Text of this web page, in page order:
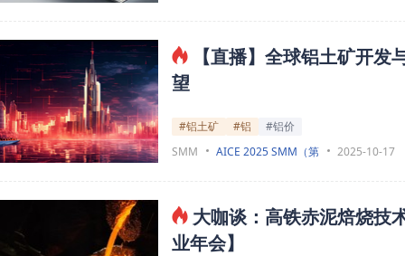
【直播】全球铝土矿开
望
#铝土矿 #铝
#铝价
SMM
AICE 2025 SMM（第 2025-10-17
大咖谈：高铁赤泥焙烧技
业年会】